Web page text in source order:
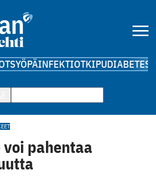
SYÖPÄINFEKTIOTKIPUDIABETES
pahentaa